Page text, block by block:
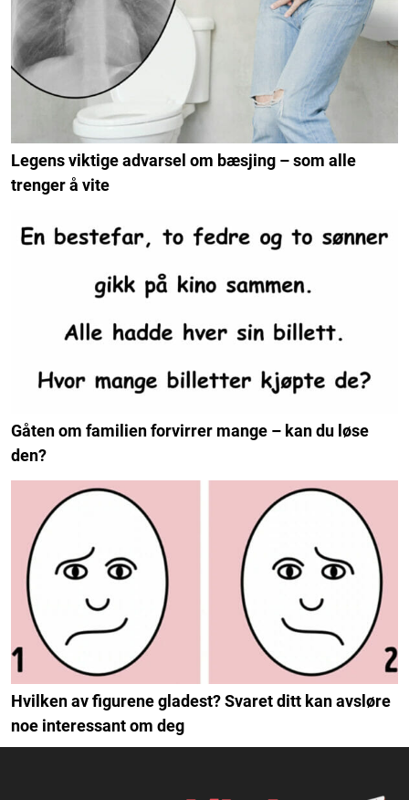
Legens viktige advarsel om bæsjing – som alle
trenger å vite
Gåten om familien forvirrer mange – kan du løse
den?
Hvilken av figurene gladest? Svaret ditt kan avsløre
noe interessant om deg